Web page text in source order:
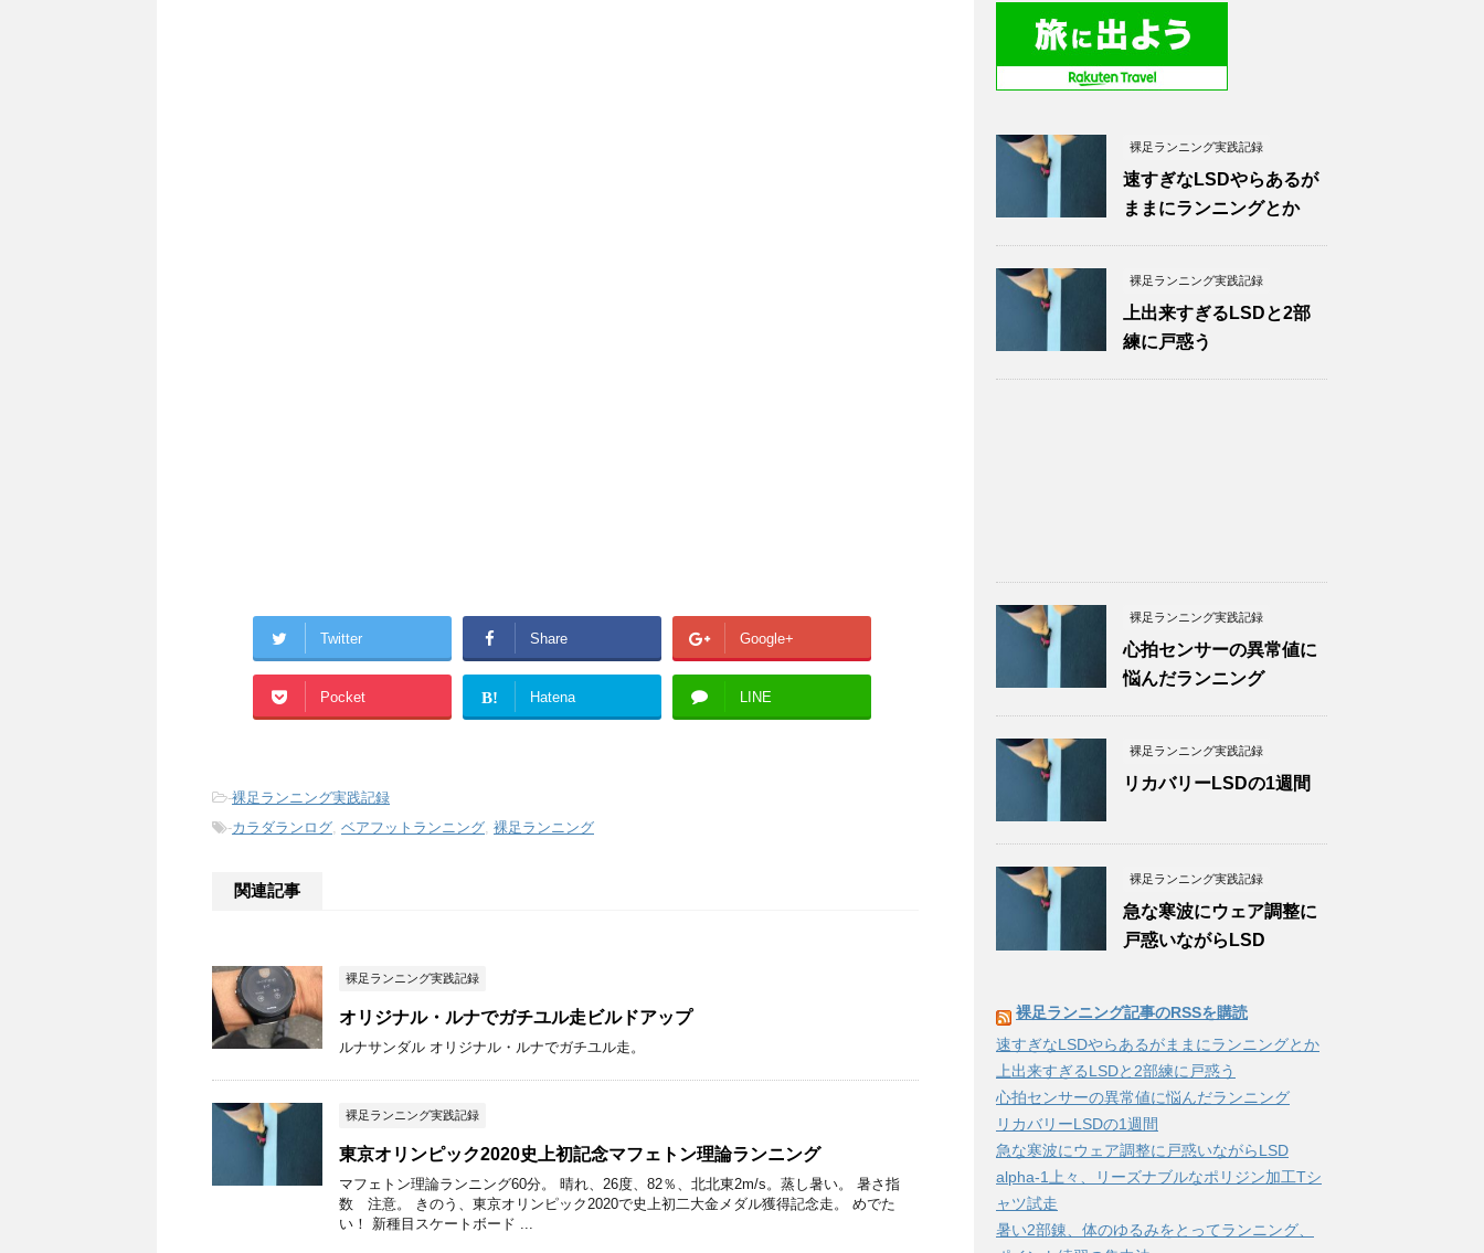
Twitter Share Google+
Pocket B! Hatena LINE
-裸足ランニング実践記録
-カラダランログ, ベアフットランニング, 裸足ランニング
関連記事
裸足ランニング実践記録
オリジナル・ルナでガチユル走ビルドアップ
ルナサンダル オリジナル・ルナでガチユル走。
裸足ランニング実践記録
東京オリンピック2020史上初記念マフェトン理論ランニング
マフェトン理論ランニング60分。 晴れ、26度、82％、北北東2m/s。蒸し暑い。 暑さ指
数 注意。 きのう、東京オリンピック2020で史上初二大金メダル獲得記念走。 めでた
い！ 新種目スケートボード ...
裸足ランニング実践記録
速すぎなLSDやらあるが
ままにランニングとか
裸足ランニング実践記録
上出来すぎるLSDと2部
練に戸惑う
裸足ランニング実践記録
心拍センサーの異常値に
悩んだランニング
裸足ランニング実践記録
リカバリーLSDの1週間
裸足ランニング実践記録
急な寒波にウェア調整に
戸惑いながらLSD
裸足ランニング記事のRSSを購読
速すぎなLSDやらあるがままにランニングとか
上出来すぎるLSDと2部練に戸惑う
心拍センサーの異常値に悩んだランニング
リカバリーLSDの1週間
急な寒波にウェア調整に戸惑いながらLSD
alpha-1上々、リーズナブルなポリジン加工Tシ
ャツ試走
暑い2部錬、体のゆるみをとってランニング、